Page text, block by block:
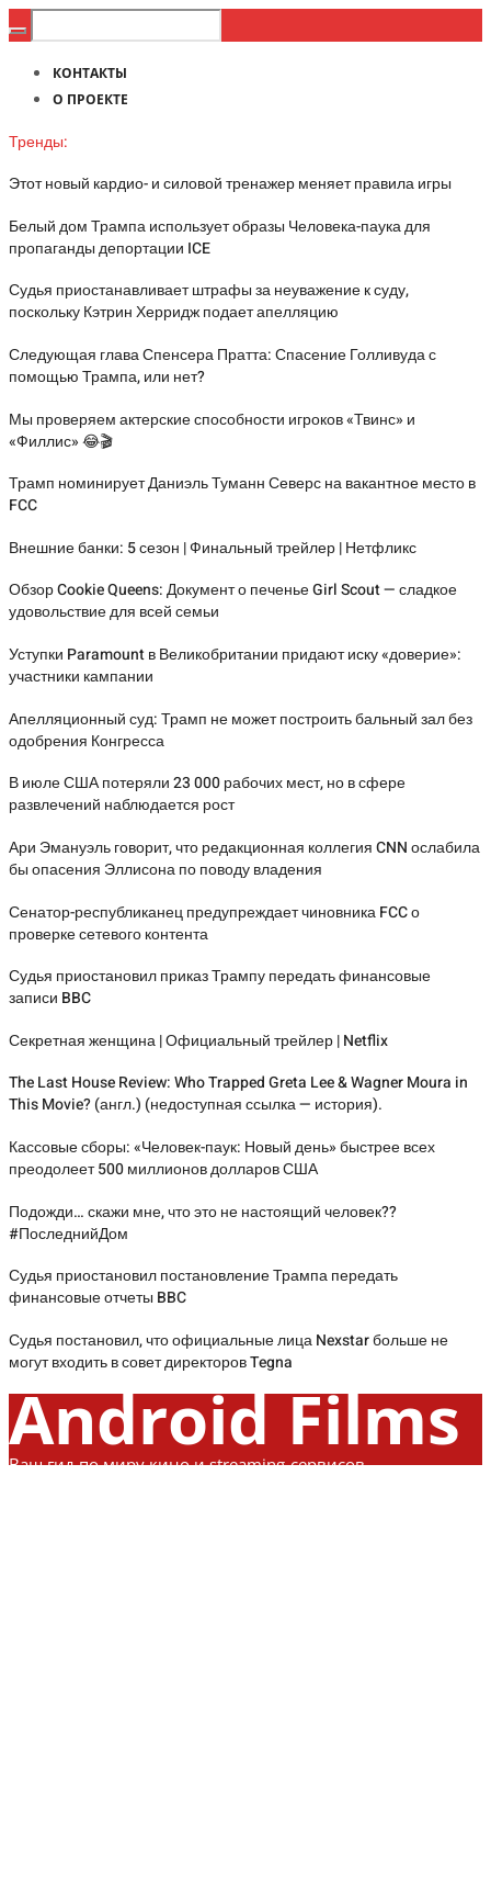
КОНТАКТЫ
О ПРОЕКТЕ
Тренды:
Этот новый кардио- и силовой тренажер меняет правила игры
Белый дом Трампа использует образы Человека-паука для
пропаганды депортации ICE
Судья приостанавливает штрафы за неуважение к суду,
поскольку Кэтрин Херридж подает апелляцию
Следующая глава Спенсера Пратта: Спасение Голливуда с
помощью Трампа, или нет?
Мы проверяем актерские способности игроков «Твинс» и
«Филлис» 😂🎬
Трамп номинирует Даниэль Туманн Северс на вакантное место в
FCC
Внешние банки: 5 сезон | Финальный трейлер | Нетфликс
Обзор Cookie Queens: Документ о печенье Girl Scout — сладкое
удовольствие для всей семьи
Уступки Paramount в Великобритании придают иску «доверие»:
участники кампании
Апелляционный суд: Трамп не может построить бальный зал без
одобрения Конгресса
В июле США потеряли 23 000 рабочих мест, но в сфере
развлечений наблюдается рост
Ари Эмануэль говорит, что редакционная коллегия CNN ослабила
бы опасения Эллисона по поводу владения
Сенатор-республиканец предупреждает чиновника FCC о
проверке сетевого контента
Судья приостановил приказ Трампу передать финансовые
записи BBC
Секретная женщина | Официальный трейлер | Netflix
The Last House Review: Who Trapped Greta Lee & Wagner Moura in
This Movie? (англ.) (недоступная ссылка — история).
Кассовые сборы: «Человек-паук: Новый день» быстрее всех
преодолеет 500 миллионов долларов США
Подожди… скажи мне, что это не настоящий человек??
#ПоследнийДом
Судья приостановил постановление Трампа передать
финансовые отчеты BBC
Судья постановил, что официальные лица Nexstar больше не
могут входить в совет директоров Tegna
Android Films
Ваш гид по миру кино и streaming-сервисов